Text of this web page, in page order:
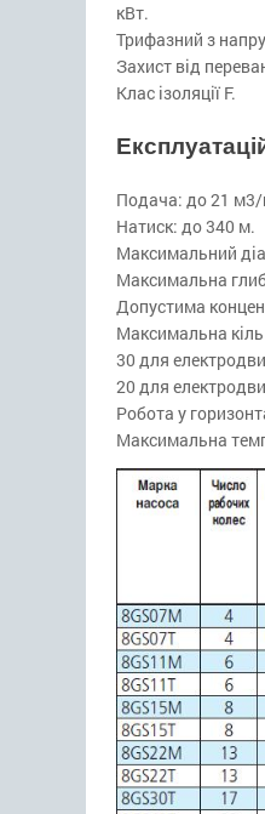
кВт.
Трифазний з
Захист від
Клас ізоляції F.
Подача: до 21 м3/
Натиск: до 340 м.
Максимальний
Максимальна
Допустима
Максимальна
30 для
20 для
Робота у
Максимальна